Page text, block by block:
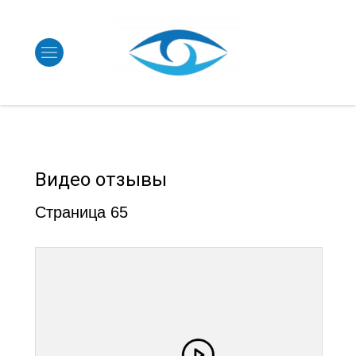
Видео отзывы
Страница 65